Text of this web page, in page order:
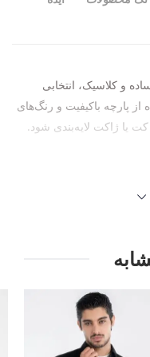
و کلاسیک، انتخابی
پارچه باکیفیت و رنگ‌های
یا ژاکت لایه‌بندی شود.